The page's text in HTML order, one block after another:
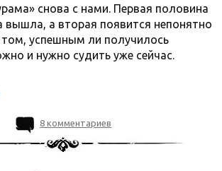
снова с нами. Первая половина
вышла, а вторая появится непонятно
том, успешным ли получилось
и нужно судить уже сейчас.
8 комментариев